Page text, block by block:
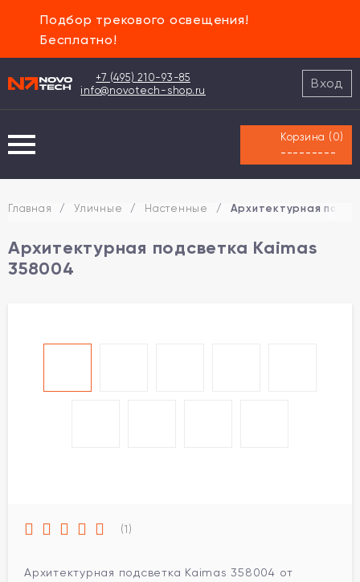
Подбор трекового освещения!
Бесплатно!
+7 (495) 210-93-85
info@novotech-shop.ru
Вход
Корзина ( 0)
---------
Главная / Уличные / Настенные / Архитектурная
Архитектурная подсветка Kaimas
358004
(1)
Архитектурная подсветка Kaimas 358004 от